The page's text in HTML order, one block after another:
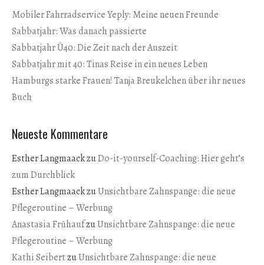
Mobiler Fahrradservice Yeply: Meine neuen Freunde
Sabbatjahr: Was danach passierte
Sabbatjahr Ü40: Die Zeit nach der Auszeit
Sabbatjahr mit 40: Tinas Reise in ein neues Leben
Hamburgs starke Frauen! Tanja Breukelchen über ihr neues
Buch
Neueste Kommentare
Esther LangmaackzuDo-it-yourself-Coaching: Hier geht’s
zum Durchblick
Esther LangmaackzuUnsichtbare Zahnspange: die neue
Pflegeroutine – Werbung
Anastasia FrühaufzuUnsichtbare Zahnspange: die neue
Pflegeroutine – Werbung
Kathi SeibertzuUnsichtbare Zahnspange: die neue